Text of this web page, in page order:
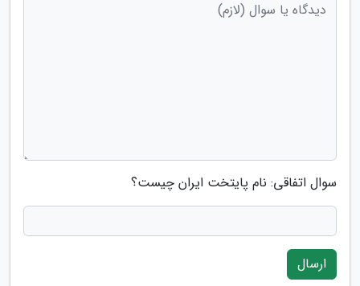
سوال اتفاقی: نام پایتخت ایران چیست؟
ارسال